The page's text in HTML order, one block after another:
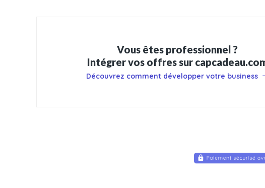
Vous êtes professionnel ?
Intégrer vos offres sur
Découvrez comment développer votre business